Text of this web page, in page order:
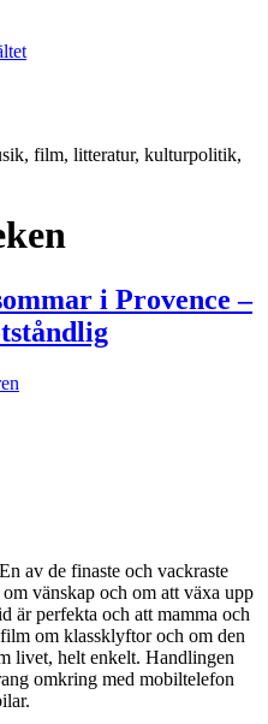
film, litteratur, kulturpolitik,
i Provence –
av de finaste och vackraste
vänskap och om att växa upp
är perfekta och att mamma och
om klassklyftor och om den
livet, helt enkelt. Handlingen
omkring med mobiltelefon